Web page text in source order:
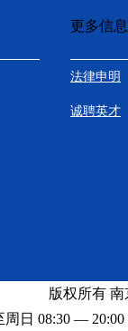
更多信息
法律申明
诚聘英才
版权所有
日 08:30 —